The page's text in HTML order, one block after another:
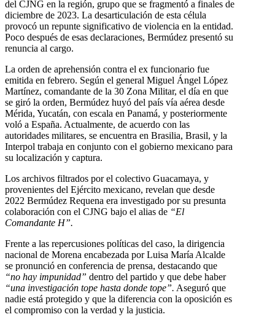
del CJNG en la región, grupo que se fragmentó a finales de
diciembre de 2023. La desarticulación de esta célula
provocó un repunte significativo de violencia en la entidad.
Poco después de esas declaraciones, Bermúdez presentó su
renuncia al cargo.
La orden de aprehensión contra el ex funcionario fue
emitida en febrero. Según el general Miguel Ángel López
Martínez, comandante de la 30 Zona Militar, el día en que
se giró la orden, Bermúdez huyó del país vía aérea desde
Mérida, Yucatán, con escala en Panamá, y posteriormente
voló a España. Actualmente, de acuerdo con las
autoridades militares, se encuentra en Brasilia, Brasil, y la
Interpol trabaja en conjunto con el gobierno mexicano para
su localización y captura.
Los archivos filtrados por el colectivo Guacamaya, y
provenientes del Ejército mexicano, revelan que desde
2022 Bermúdez Requena era investigado por su presunta
colaboración con el CJNG bajo el alias de “El
Comandante H”.
Frente a las repercusiones políticas del caso, la dirigencia
nacional de Morena encabezada por Luisa María Alcalde
se pronunció en conferencia de prensa, destacando que
“no hay impunidad” dentro del partido y que debe haber
“una investigación tope hasta donde tope”. Aseguró que
nadie está protegido y que la diferencia con la oposición es
el compromiso con la verdad y la justicia.